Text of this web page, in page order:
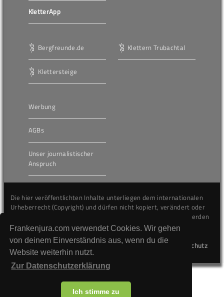
Frankenjura.com verwendet Cookies. Wir gehen
von deinem Einverständnis aus, wenn du die
Website weiterhin nutzt.
Zur Datenschutzerklärung
Ich stimme zu
KletterApp
Bergfreunde.de
Klettersteige
Klettern Trubachtal
Werbung
AGBs
Unser journalistischer
Anspruch
Die hier veröffentlichten Inhalte unterliegen dem internationalen
Urheberrecht (Copyright) und dürfen nicht kopiert, verändert oder
unverändert wiederveröffentlicht werden. Gegen Verstöße werden
wir auf juristischem Wege vorgehen.
Kontakt
Impressum Datenschutz